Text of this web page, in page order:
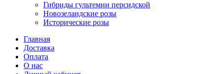
Гибриды гультемии персидской
Новозеландские розы
Исторические розы
Главная
Доставка
Оплата
О нас